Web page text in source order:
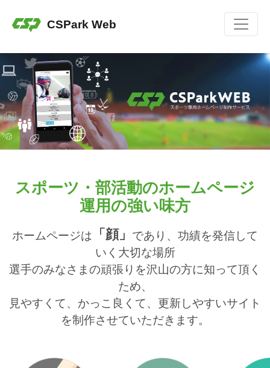
CSPark Web
スポーツ・部活動のホームページ
運用の強い味方
ホームページは 「顔」
であり、功績を発信して
いく大切な場所
選手のみなさまの頑張りを沢山の方に知って頂く
ため、
見やすくて、かっこ良くて、更新しやすいサイト
を制作させていただきます。